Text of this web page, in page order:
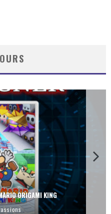
ORIGAMI KING